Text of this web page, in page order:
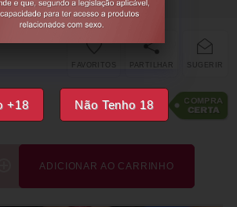
+18 Não Tenho 18
SUGERIR
PARTILHAR
FAVORITOS
€26,38
ADICIONAR AO CARRINHO